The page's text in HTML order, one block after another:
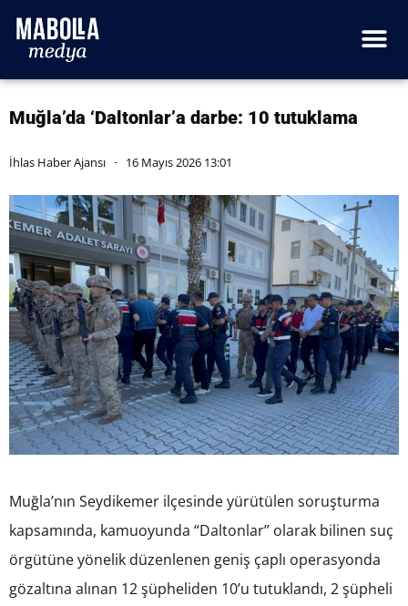
Muğla’da ‘Daltonlar’a darbe: 10 tutuklama
İhlas Haber Ajansı 16 Mayıs 2026 13:01
Muğla’nın Seydikemer ilçesinde yürütülen soruşturma
kapsamında, kamuoyunda “Daltonlar” olarak bilinen suç
örgütüne yönelik düzenlenen geniş çaplı operasyonda
gözaltına alınan 12 şüpheliden 10’u tutuklandı, 2 şüpheli